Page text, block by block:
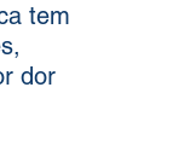
tem
dor